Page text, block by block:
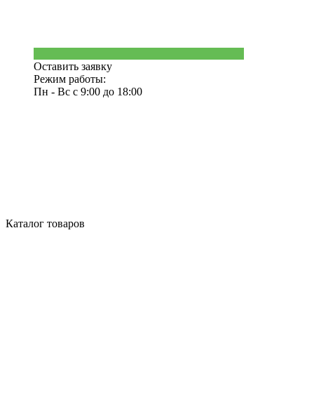
Оставить заявку
Режим работы:
Пн - Вс с 9:00 до 18:00
Каталог товаров